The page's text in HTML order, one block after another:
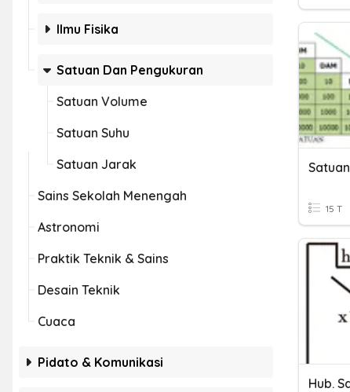
Ilmu Fisika
Satuan Dan Pengukuran
Satuan Volume
Satuan Suhu
Satuan Jarak
Sains Sekolah Menengah
Astronomi
Praktik Teknik & Sains
Desain Teknik
Cuaca
Pidato & Komunikasi
15 T
Hub.